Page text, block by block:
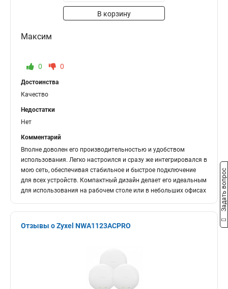
В корзину
Максим
0 0
Достоинства
Качество
Недостатки
Нет
Комментарий
Вполне доволен его производительностью и удобством
использования. Легко настроился и сразу же интегрировался в
мою сеть, обеспечивая стабильное и быстрое подключение
для всех устройств. Компактный дизайн делает его идеальным
для использования на рабочем столе или в небольших офисах
Отзывы о Zyxel NWA1123ACPRO
Задать вопрос